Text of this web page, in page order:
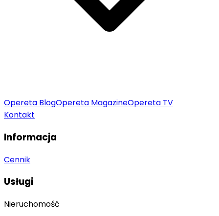
Opereta BlogOpereta MagazineOpereta TV
Kontakt
Informacja
Cennik
Usługi
Nieruchomość